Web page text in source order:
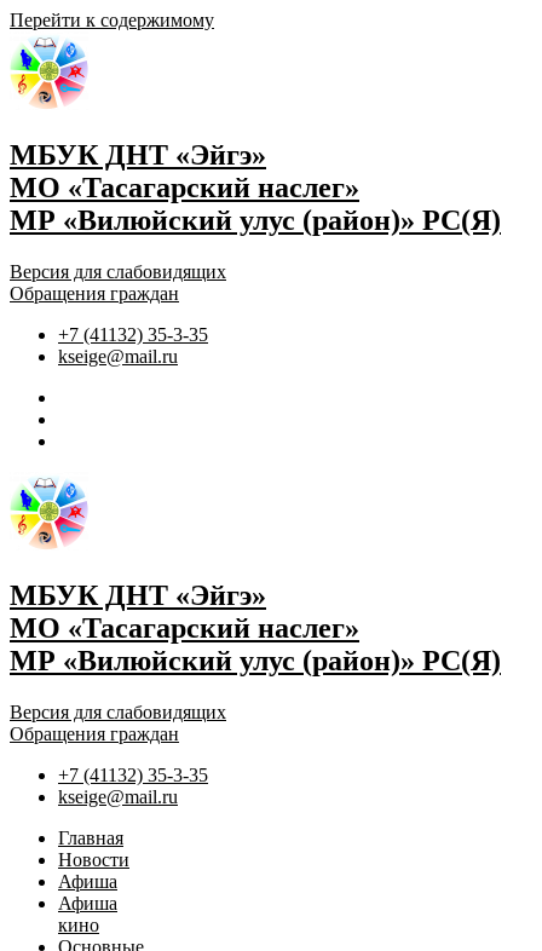
Перейти к содержимому
МБУК ДНТ «Эйгэ»
МО «Тасагарский наслег»
МР «Вилюйский улус (район)» РС(Я)
Версия для слабовидящих
Обращения граждан
+7 (41132) 35-3-35
kseige@mail.ru
МБУК ДНТ «Эйгэ»
МО «Тасагарский наслег»
МР «Вилюйский улус (район)» РС(Я)
Версия для слабовидящих
Обращения граждан
+7 (41132) 35-3-35
kseige@mail.ru
Главная
Новости
Афиша
Афиша
кино
Основные